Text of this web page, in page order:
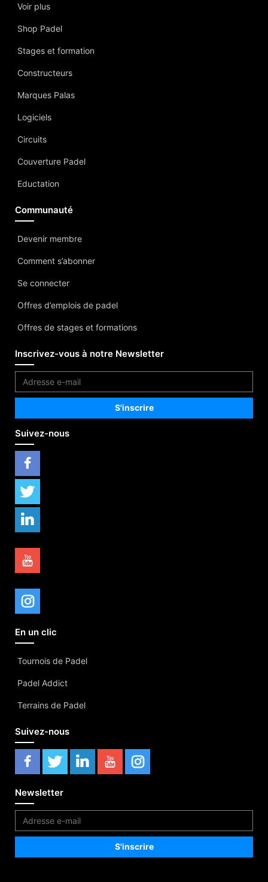
Voir plus
Shop Padel
Stages et formation
Constructeurs
Marques Palas
Logiciels
Circuits
Couverture Padel
Eductation
Communauté
Devenir membre
Comment s’abonner
Se connecter
Offres d’emplois de padel
Offres de stages et formations
Inscrivez-vous à notre Newsletter
Suivez-nous
En un clic
Tournois de Padel
Padel Addict
Terrains de Padel
Suivez-nous
Newsletter